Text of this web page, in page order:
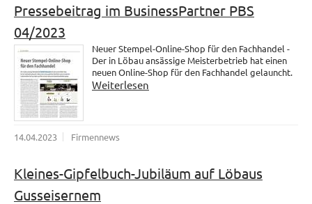
Pressebeitrag im BusinessPartner PBS
04/2023
Neuer Stempel-Online-Shop für den Fachhandel -
Der in Löbau ansässige Meisterbetrieb hat einen
neuen Online-Shop für den Fachhandel gelauncht.
Weiterlesen
14.04.2023 Firmennews
Kleines-Gipfelbuch-Jubiläum auf Löbaus
Gusseisernem